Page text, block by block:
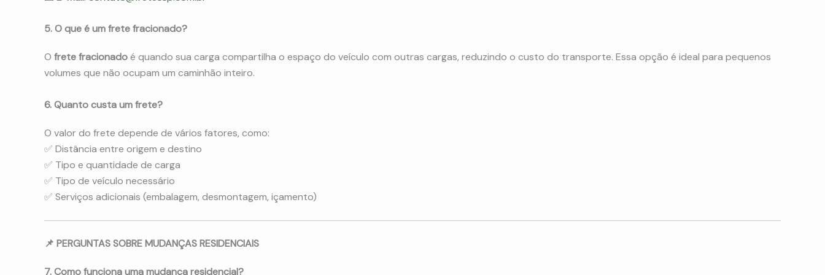
5. O que é um frete fracionado?
O frete fracionadoé quando sua carga compartilha o espaço do veículo com outras cargas, reduzindo o custo do transporte. Essa opção é ideal para pequenos
volumes que não ocupam um caminhão inteiro.
6. Quanto custa um frete?
O valor do frete depende de vários fatores, como:
✅ Distância entre origem e destino
✅ Tipo e quantidade de carga
✅ Tipo de veículo necessário
✅ Serviços adicionais (embalagem, desmontagem, içamento)
📌 PERGUNTAS SOBRE MUDANÇAS RESIDENCIAIS
7. Como funciona uma mudança residencial?